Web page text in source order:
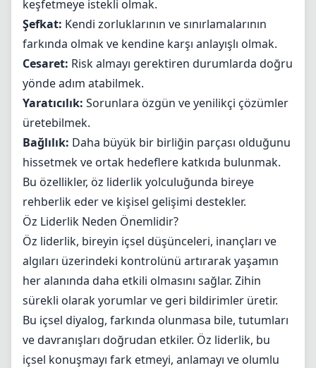
keşfetmeye istekli olmak.
Şefkat: Kendi zorluklarının ve sınırlamalarının
farkında olmak ve kendine karşı anlayışlı olmak.
Cesaret: Risk almayı gerektiren durumlarda doğru
yönde adım atabilmek.
Yaratıcılık: Sorunlara özgün ve yenilikçi çözümler
üretebilmek.
Bağlılık: Daha büyük bir birliğin parçası olduğunu
hissetmek ve ortak hedeflere katkıda bulunmak.
Bu özellikler, öz liderlik yolculuğunda bireye
rehberlik eder ve kişisel gelişimi destekler.
Öz Liderlik Neden Önemlidir?
Öz liderlik, bireyin içsel düşünceleri, inançları ve
algıları üzerindeki kontrolünü artırarak yaşamın
her alanında daha etkili olmasını sağlar. Zihin
sürekli olarak yorumlar ve geri bildirimler üretir.
Bu içsel diyalog, farkında olunmasa bile, tutumları
ve davranışları doğrudan etkiler. Öz liderlik, bu
içsel konuşmayı fark etmeyi, anlamayı ve olumlu